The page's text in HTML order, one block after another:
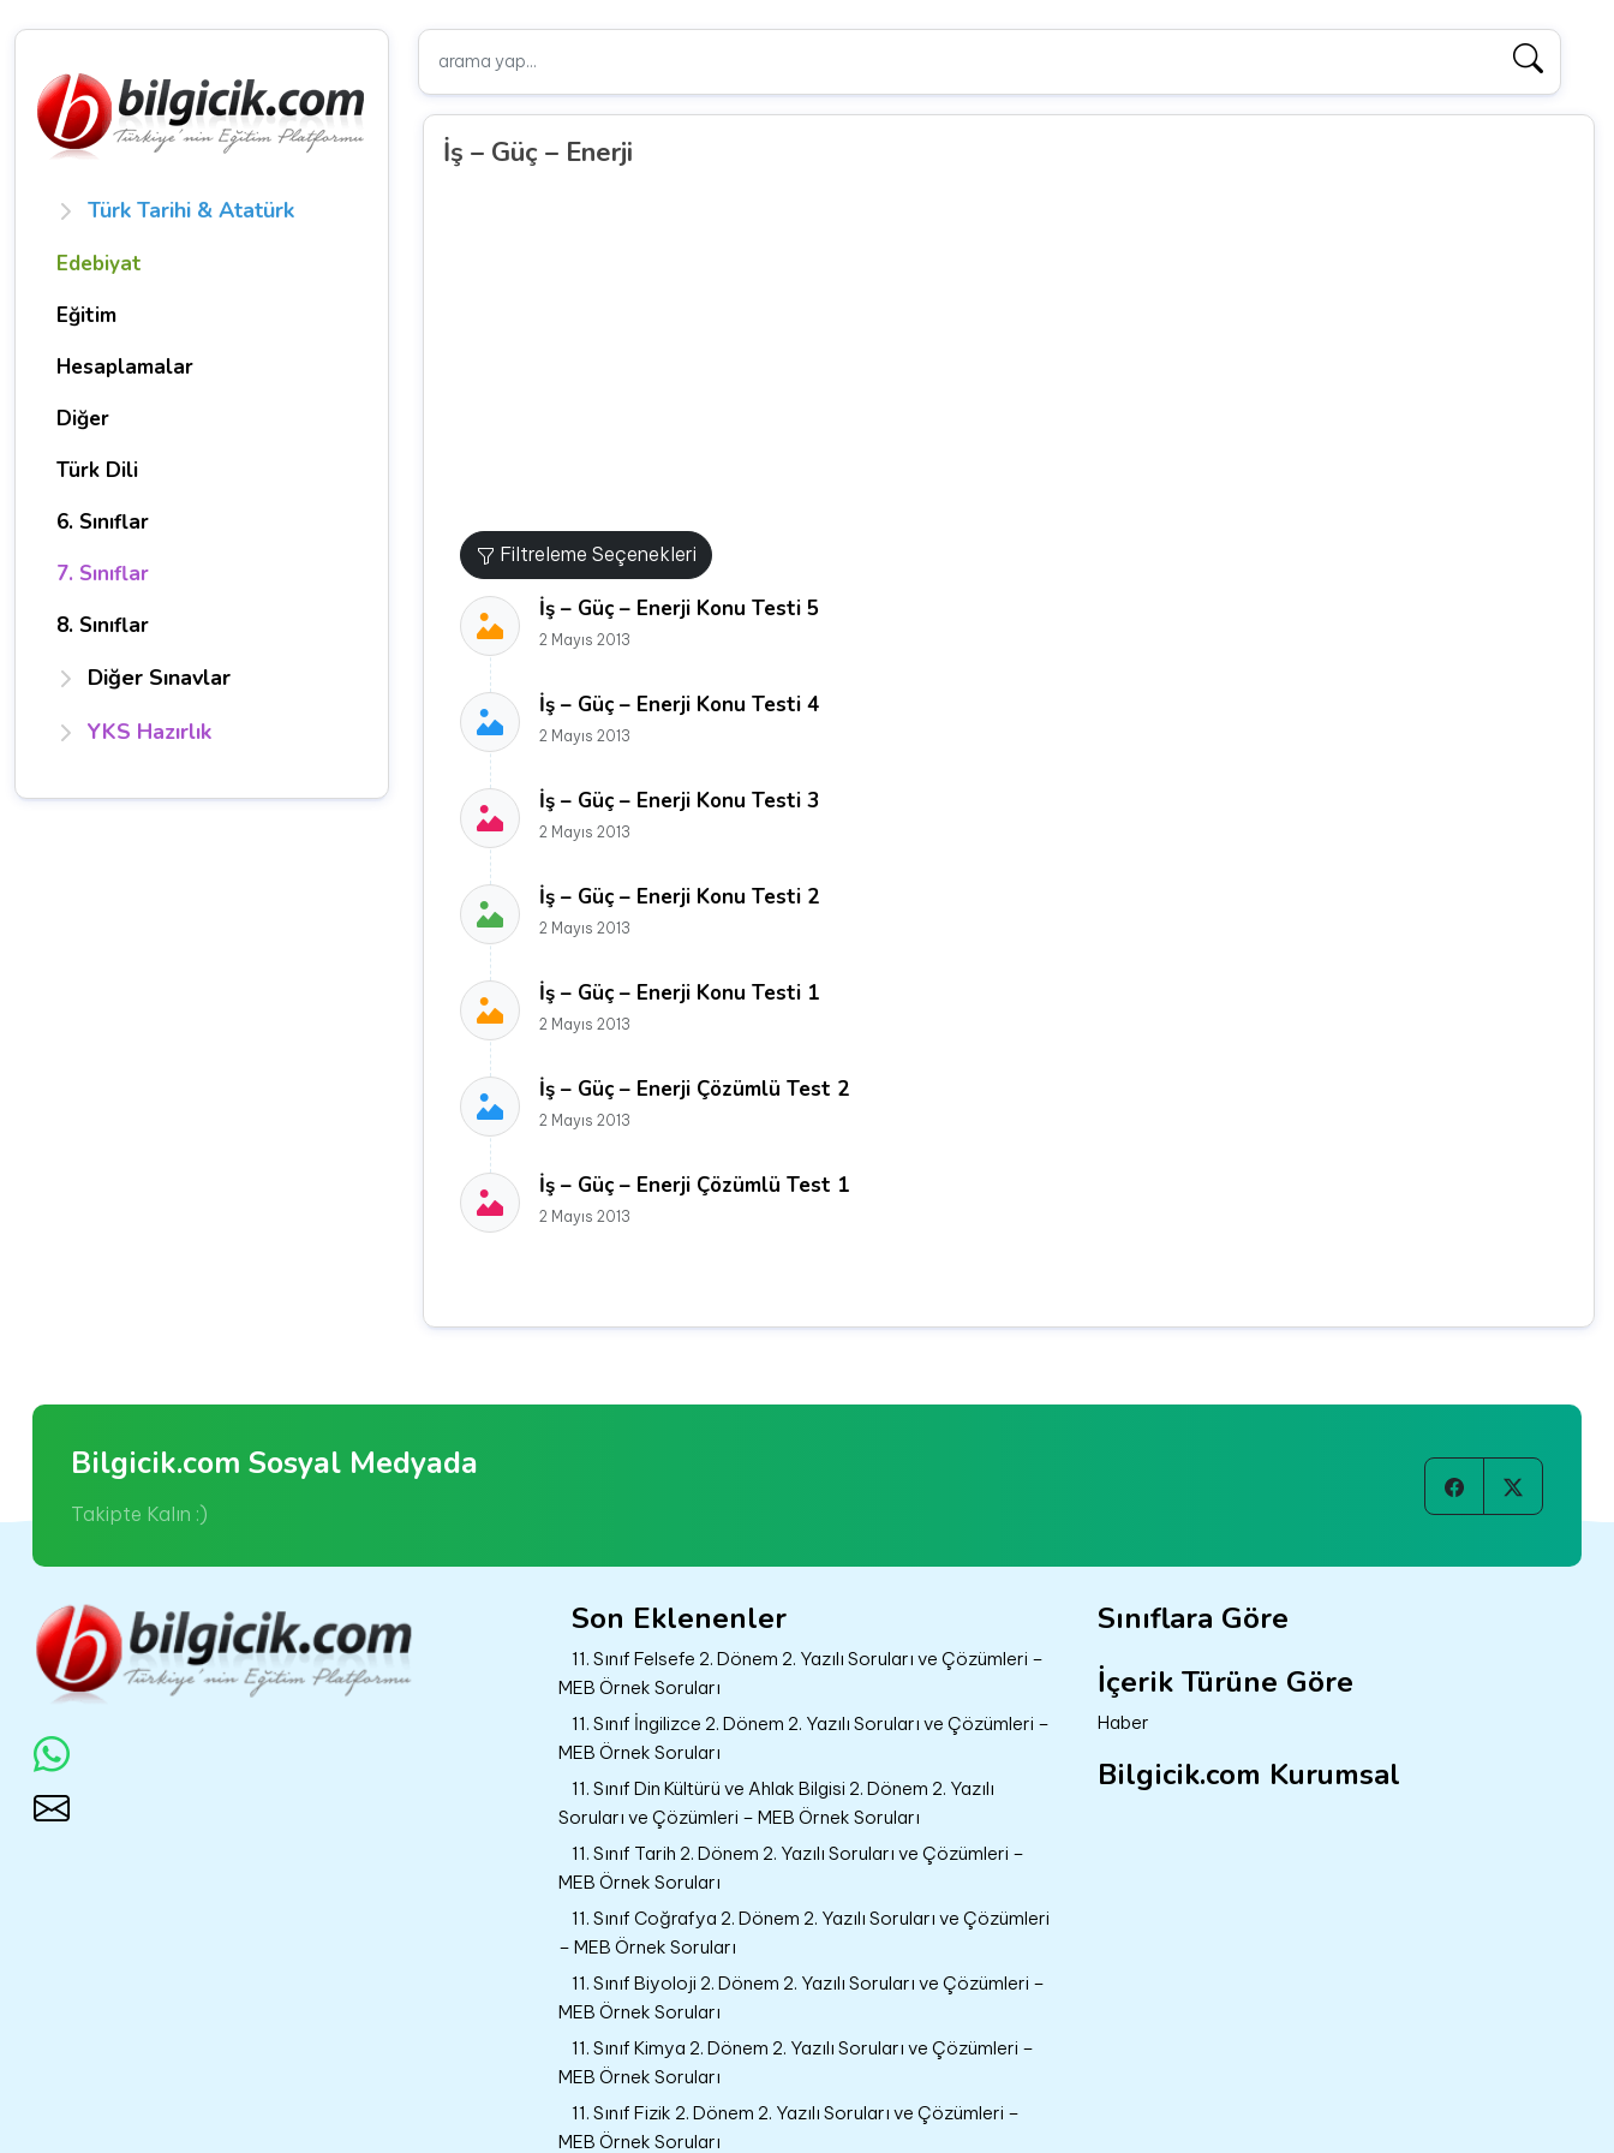
Türk Tarihi & Atatürk
Edebiyat
Eğitim
Hesaplamalar
Diğer
Türk Dili
6. Sınıflar
7. Sınıflar
8. Sınıflar
Diğer Sınavlar
YKS Hazırlık
İş – Güç – Enerji
Filtreleme Seçenekleri
İş – Güç – Enerji Konu Testi 5
2 Mayıs 2013
İş – Güç – Enerji Konu Testi 4
2 Mayıs 2013
İş – Güç – Enerji Konu Testi 3
2 Mayıs 2013
İş – Güç – Enerji Konu Testi 2
2 Mayıs 2013
İş – Güç – Enerji Konu Testi 1
2 Mayıs 2013
İş – Güç – Enerji Çözümlü Test 2
2 Mayıs 2013
İş – Güç – Enerji Çözümlü Test 1
2 Mayıs 2013
Bilgicik.com Sosyal Medyada
Takipte Kalın :)
Son Eklenenler
11. Sınıf Felsefe 2. Dönem 2. Yazılı Soruları ve Çözümleri –
MEB Örnek Soruları
11. Sınıf İngilizce 2. Dönem 2. Yazılı Soruları ve Çözümleri –
MEB Örnek Soruları
11. Sınıf Din Kültürü ve Ahlak Bilgisi 2. Dönem 2. Yazılı
Soruları ve Çözümleri – MEB Örnek Soruları
11. Sınıf Tarih 2. Dönem 2. Yazılı Soruları ve Çözümleri –
MEB Örnek Soruları
11. Sınıf Coğrafya 2. Dönem 2. Yazılı Soruları ve Çözümleri
– MEB Örnek Soruları
11. Sınıf Biyoloji 2. Dönem 2. Yazılı Soruları ve Çözümleri –
MEB Örnek Soruları
11. Sınıf Kimya 2. Dönem 2. Yazılı Soruları ve Çözümleri –
MEB Örnek Soruları
11. Sınıf Fizik 2. Dönem 2. Yazılı Soruları ve Çözümleri –
MEB Örnek Soruları
Sınıflara Göre
İçerik Türüne Göre
Haber
Bilgicik.com Kurumsal